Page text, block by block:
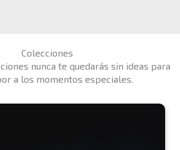
Colecciones
nunca te quedarás sin ideas para
a los momentos especiales.